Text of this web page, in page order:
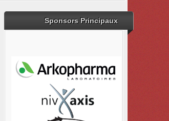
Sponsors Principaux